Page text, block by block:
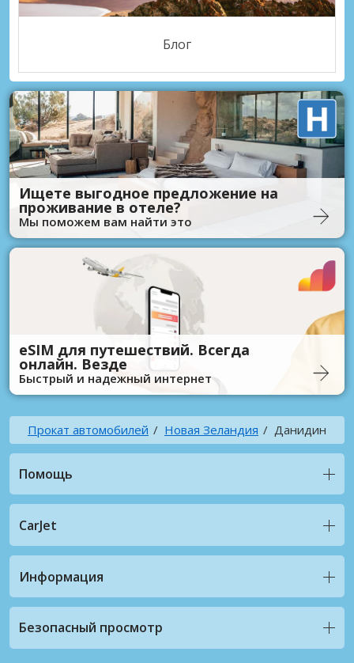
Блог
Ищете выгодное предложение на
проживание в отеле?
Мы поможем вам найти это
eSIM для путешествий. Всегда
онлайн. Везде
Быстрый и надежный интернет
Прокат автомобилей Новая Зеландия Данидин
Помощь
CarJet
Информация
Безопасный просмотр